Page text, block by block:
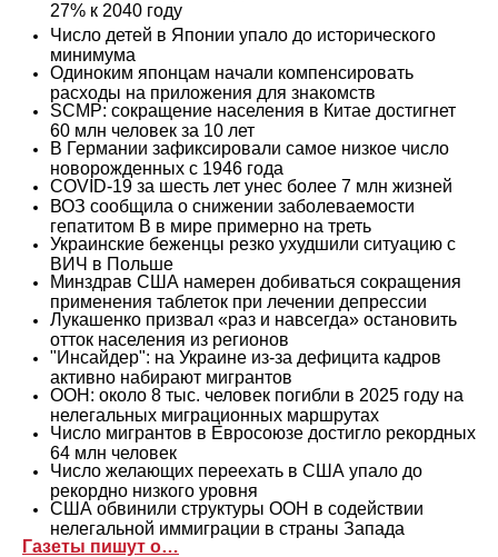
27% к 2040 году
Число детей в Японии упало до исторического
минимума
Одиноким японцам начали компенсировать
расходы на приложения для знакомств
SCMP: сокращение населения в Китае достигнет
60 млн человек за 10 лет
В Германии зафиксировали самое низкое число
новорожденных с 1946 года
COVID-19 за шесть лет унес более 7 млн жизней
ВОЗ сообщила о снижении заболеваемости
гепатитом B в мире примерно на треть
Украинские беженцы резко ухудшили ситуацию с
ВИЧ в Польше
Минздрав США намерен добиваться сокращения
применения таблеток при лечении депрессии
Лукашенко призвал «раз и навсегда» остановить
отток населения из регионов
"Инсайдер": на Украине из-за дефицита кадров
активно набирают мигрантов
ООН: около 8 тыс. человек погибли в 2025 году на
нелегальных миграционных маршрутах
Число мигрантов в Евросоюзе достигло рекордных
64 млн человек
Число желающих переехать в США упало до
рекордно низкого уровня
США обвинили структуры ООН в содействии
нелегальной иммиграции в страны Запада
Газеты пишут о…